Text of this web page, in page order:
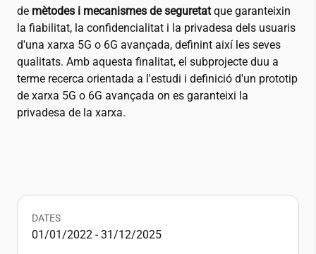
de mètodes i mecanismes de seguretatque garanteixin
la fiabilitat, la confidencialitat i la privadesa dels usuaris
d'una xarxa 5G o 6G avançada, definint així les seves
qualitats. Amb aquesta finalitat, el subprojecte duu a
terme recerca orientada a l'estudi i definició d'un prototip
de xarxa 5G o 6G avançada on es garanteixi la
privadesa de la xarxa.
DATES
01/01/2022 - 31/12/2025